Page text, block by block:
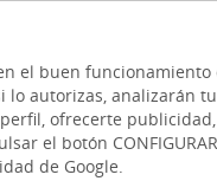
el buen
autorizas, analizarán
ofrecerte
el botón
de Google.
DE
AGRO